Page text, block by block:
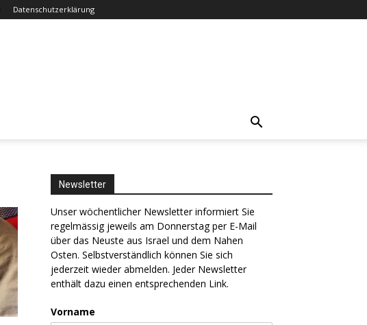
Datenschutzerklärung
Newsletter
Unser wöchentlicher Newsletter informiert Sie
regelmässig jeweils am Donnerstag per E-Mail
über das Neuste aus Israel und dem Nahen
Osten. Selbstverständlich können Sie sich
jederzeit wieder abmelden. Jeder Newsletter
enthält dazu einen entsprechenden Link.
Vorname